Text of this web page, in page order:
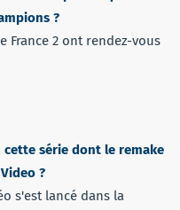
?
France 2 ont rendez-vous
cette série dont le remake
?
s'est lancé dans la